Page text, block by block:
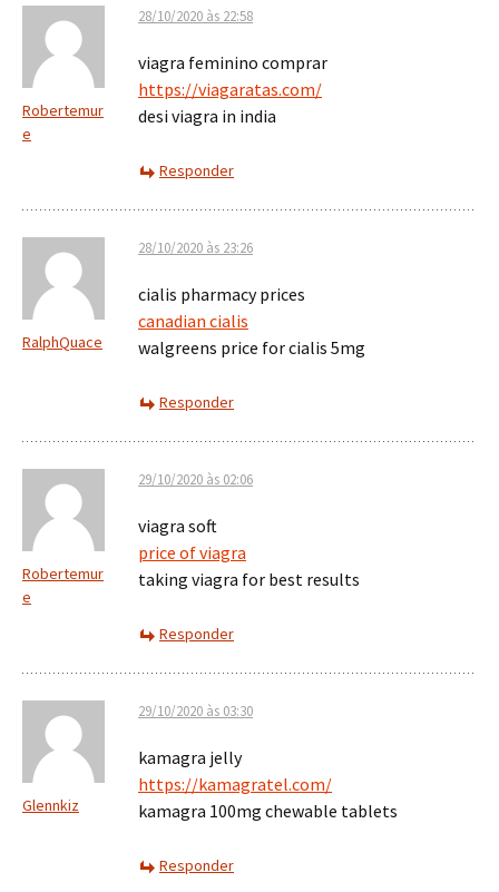
Robertemur
e
28/10/2020 às 22:58
viagra feminino comprar
https://viagaratas.com/
desi viagra in india
Responder
RalphQuace
28/10/2020 às 23:26
cialis pharmacy prices
canadian cialis
walgreens price for cialis 5mg
Responder
Robertemur
e
29/10/2020 às 02:06
viagra soft
price of viagra
taking viagra for best results
Responder
Glennkiz
29/10/2020 às 03:30
kamagra jelly
https://kamagratel.com/
kamagra 100mg chewable tablets
Responder